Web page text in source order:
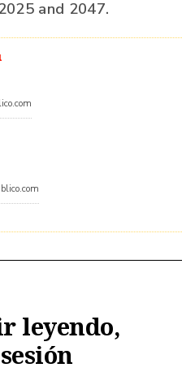
and 2047.
leyendo,